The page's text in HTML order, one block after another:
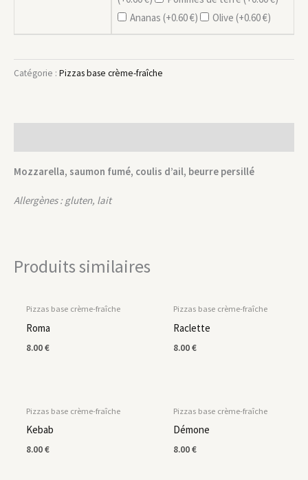
Ananas (+0.60€) Olive (+0.60€)
Catégorie : Pizzas base crème-fraîche
Mozzarella, saumon fumé, coulis d’ail, beurre persillé
Allergènes : gluten, lait
Produits similaires
Pizzas base crème-fraîche
Roma
8.00€
Pizzas base crème-fraîche
Raclette
8.00€
Pizzas base crème-fraîche
Kebab
8.00€
Pizzas base crème-fraîche
Démone
8.00€